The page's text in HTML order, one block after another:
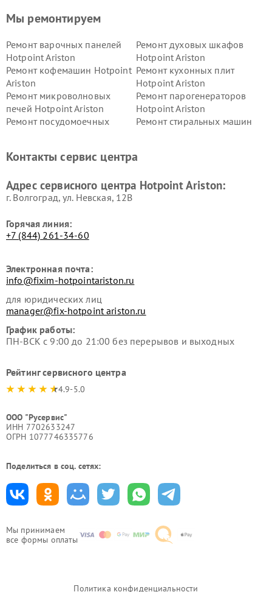
Мы принимаем
все формы оплаты
Мы ремонтируем
Ремонт варочных панелей
Hotpoint Ariston
Ремонт духовых шкафов
Hotpoint Ariston
Ремонт кофемашин Hotpoint
Ariston
Ремонт кухонных плит
Hotpoint Ariston
Ремонт микроволновых
печей Hotpoint Ariston
Ремонт парогенераторов
Hotpoint Ariston
Ремонт посудомоечных
Ремонт стиральных машин
Hotpoint Ariston
Hotpoint Ariston
Ariston
Hotpoint Ariston
Контакты сервис центра
Адрес сервисного центра Hotpoint Ariston:
г. Волгоград, ул. Невская, 12В
Горячая линия:
+7 (844) 261-34-60
Электронная почта:
info@fixim-hotpointariston.ru
для юридических лиц
manager@fix-hotpoint ariston.ru
График работы:
ПН-ВСК с 9:00 до 21:00 без перерывов и выходных
Рейтинг сервисного центра
4.9-5.0
ООО "Русервис"
ИНН 7702633247
ОГРН 1077746335776
Поделиться в соц. сетях:
Политика конфиденциальности